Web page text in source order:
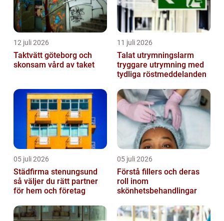
12 juli 2026
Taktvätt göteborg och
skonsam vård av taket
11 juli 2026
Talat utrymningslarm
tryggare utrymning med
tydliga röstmeddelanden
05 juli 2026
Städfirma stenungsund
så väljer du rätt partner
för hem och företag
05 juli 2026
Förstå fillers och deras
roll inom
skönhetsbehandlingar